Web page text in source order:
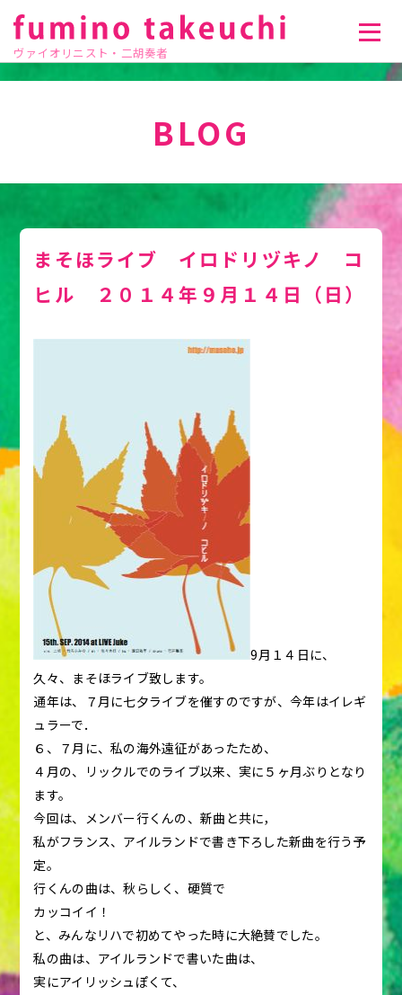
ヴァイオリニスト・二胡奏者
BLOG
まそほライブ イロドリヅキノ コ
ヒル ２０１４年９月１４日（日）
9月１４日に、
久々、まそほライブ致します。
通年は、７月に七夕ライブを催すのですが、今年はイレギ
ュラーで．
６、７月に、私の海外遠征があったため、
４月の、リックルでのライブ以来、実に５ヶ月ぶりとなり
ます。
今回は、メンバー行くんの、新曲と共に，
私がフランス、アイルランドで書き下ろした新曲を行う予
定。
行くんの曲は、秋らしく、硬質で
カッコイイ！
と、みんなリハで初めてやった時に大絶賛でした。
私の曲は、アイルランドで書いた曲は、
実にアイリッシュぽくて、